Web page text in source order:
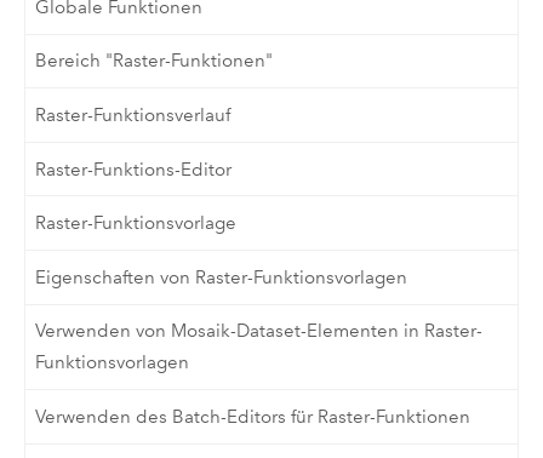
Globale Funktionen
Bereich "Raster-Funktionen"
Raster-Funktionsverlauf
Raster-Funktions-Editor
Raster-Funktionsvorlage
Eigenschaften von Raster-Funktionsvorlagen
Verwenden von Mosaik-Dataset-Elementen in Raster-
Funktionsvorlagen
Verwenden des Batch-Editors für Raster-Funktionen